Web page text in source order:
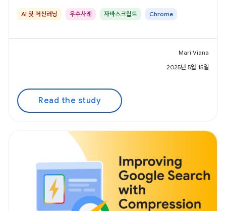
AI 및 머신러닝 우수사례 자바스크립트 Chrome
Mari Viana
2025년 5월 15일
Read the study